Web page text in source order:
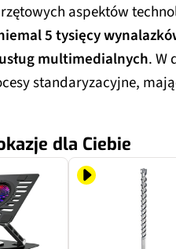
aspektów
5 tysięcy
multimedialnych. W
standaryzacyjne,
dla Ciebie